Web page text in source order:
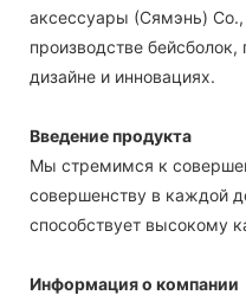
аксессуары (Сямэнь)
производстве бейсболок,
дизайне и инновациях.
Введение продукта
Мы стремимся к
совершенству в каждой
способствует высокому
Информация о компании